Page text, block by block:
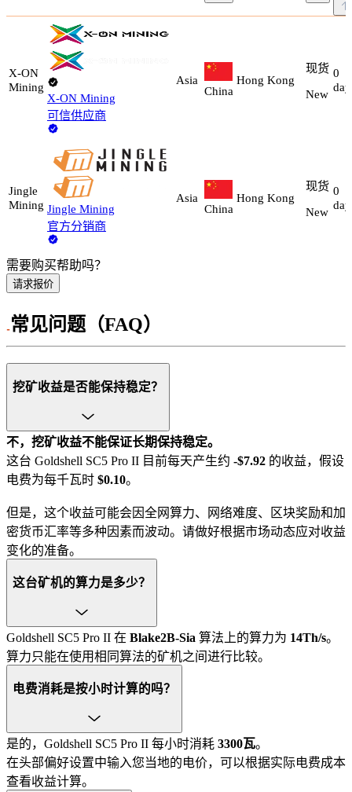
X-ON
Mining
X-ON Mining
可信供应商
Asia
China
Hong Kong
现货
New
0
Jingle
Mining Jingle Mining
官方分销商
Asia
China
Hong Kong
现货
New
0
需要购买帮助吗？
请求报价
常见问题（FAQ）
挖矿收益是否能保持稳定？
不，挖矿收益不能保证长期保持稳定。
这台 Goldshell SC5 Pro II 目前每天产生约 -$7.92 的收益，假设
电费为每千瓦时 $0.10。
但是，这个收益可能会因全网算力、网络难度、区块奖励和加
密货币汇率等多种因素而波动。请做好根据市场动态应对收益
变化的准备。
这台矿机的算力是多少？
Goldshell SC5 Pro II 在 Blake2B-Sia 算法上的算力为 14Th/s。
算力只能在使用相同算法的矿机之间进行比较。
电费消耗是按小时计算的吗？
是的，Goldshell SC5 Pro II 每小时消耗 3300瓦。
在头部偏好设置中输入您当地的电价，可以根据实际电费成本
查看收益计算。